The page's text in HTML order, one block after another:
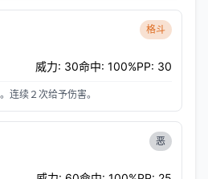
格斗
威力: 30命中: 100%PP: 30
连续２次给予伤害。
恶